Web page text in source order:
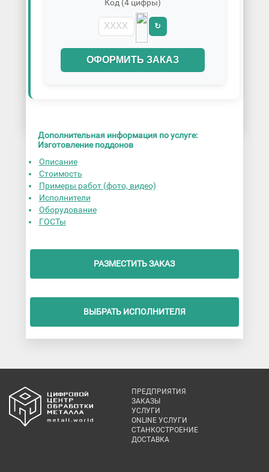
Код (4 цифры)
↻
ОФОРМИТЬ ЗАКАЗ
Дополнительная информация по услуге:
Изготовление поддонов
Описание
Стоимость
Примеры работ (фото, видео)
Исполнители
Оборудование
ГОСТы
РАЗМЕСТИТЬ ЗАКАЗ
ВЫБРАТЬ ИСПОЛНИТЕЛЯ
ПРЕДПРИЯТИЯ
ЗАКАЗЫ
УСЛУГИ
ONLINE УСЛУГИ
СТАНКОСТРОЕНИЕ
ДОСТАВКА